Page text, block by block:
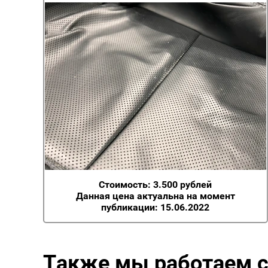
Стоимость: 3.500 рублей
Данная цена актуальна на момент
публикации: 15.06.2022